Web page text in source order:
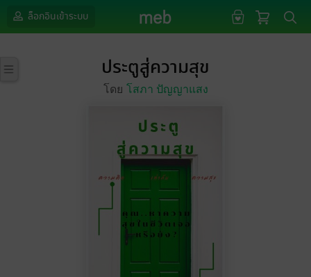
ล็อกอินเข้าระบบ
ประตูสู่ความสุข
โดย โสภา ปัญญาแสง